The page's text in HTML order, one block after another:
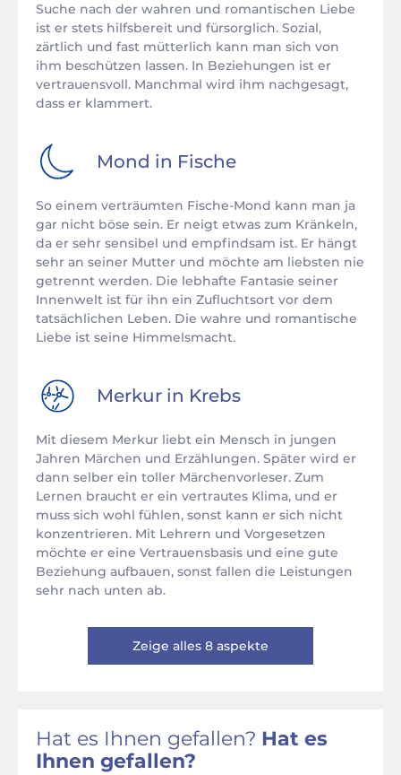
Suche nach der wahren und romantischen Liebe
ist er stets hilfsbereit und fürsorglich. Sozial,
zärtlich und fast mütterlich kann man sich von
ihm beschützen lassen. In Beziehungen ist er
vertrauensvoll. Manchmal wird ihm nachgesagt,
dass er klammert.
Mond in Fische
So einem verträumten Fische-Mond kann man ja
gar nicht böse sein. Er neigt etwas zum Kränkeln,
da er sehr sensibel und empfindsam ist. Er hängt
sehr an seiner Mutter und möchte am liebsten nie
getrennt werden. Die lebhafte Fantasie seiner
Innenwelt ist für ihn ein Zufluchtsort vor dem
tatsächlichen Leben. Die wahre und romantische
Liebe ist seine Himmelsmacht.
Merkur in Krebs
Mit diesem Merkur liebt ein Mensch in jungen
Jahren Märchen und Erzählungen. Später wird er
dann selber ein toller Märchenvorleser. Zum
Lernen braucht er ein vertrautes Klima, und er
muss sich wohl fühlen, sonst kann er sich nicht
konzentrieren. Mit Lehrern und Vorgesetzen
möchte er eine Vertrauensbasis und eine gute
Beziehung aufbauen, sonst fallen die Leistungen
sehr nach unten ab.
Zeige alles 8 aspekte
Hat es Ihnen gefallen? Hat es
Ihnen gefallen?